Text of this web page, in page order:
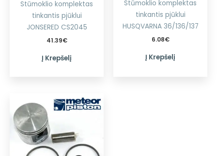
Stūmoklio komplektas
tinkantis pjūklui
JONSERED CS2045
41.39€
Į Krepšelį
Stūmoklio komplektas
tinkantis pjūklui
HUSQVARNA 36/136/137
6.08€
Į Krepšelį